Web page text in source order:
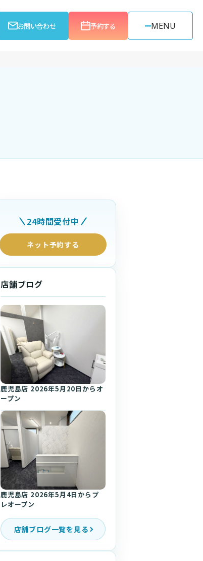
お問い合わせ 予約する MENU
24時間受付中
ネット予約する
店舗ブログ
鹿児島店 2026年5月20日からオ
ープン
鹿児島店 2026年5月4日からプ
レオープン
店舗ブログ一覧を見る